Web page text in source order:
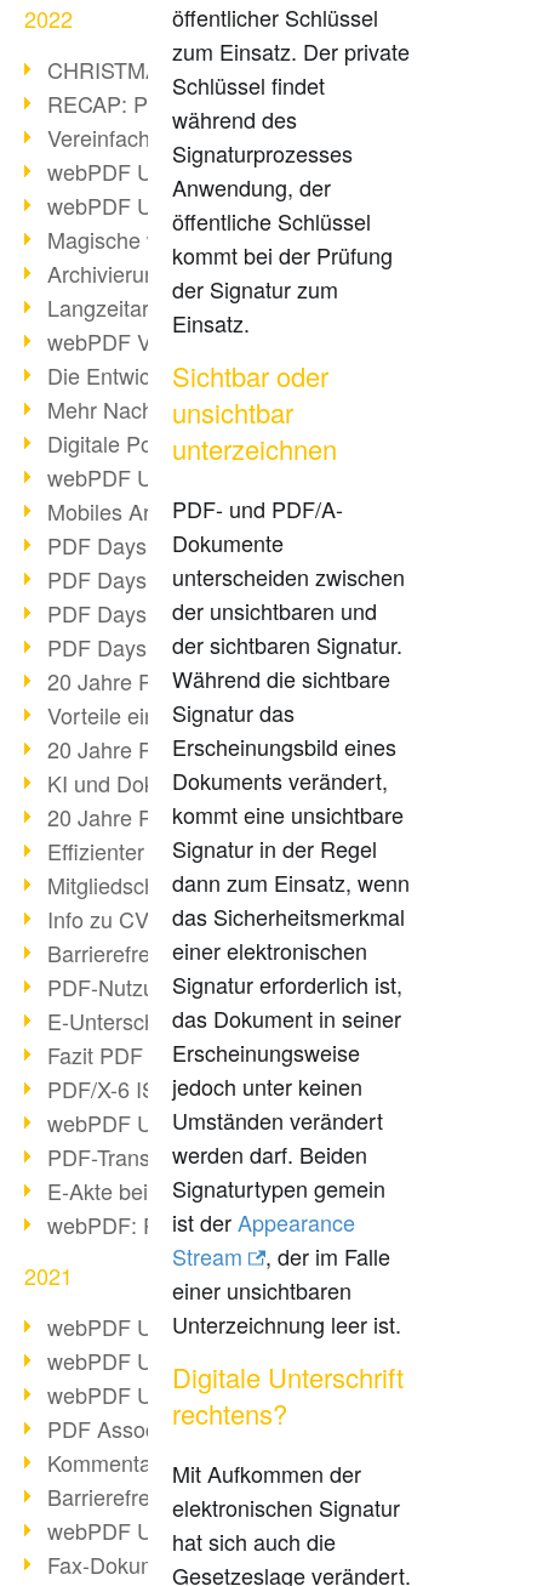
2022
CHRISTMAS 2022 loading
RECAP: PDF Days Europe 2022
Vereinfachung Personalprozesse
webPDF Update 8.0.0.2727
webPDF Update 9.0.0.2732
Magische webPDF Version 9
Archivierung: Aufbewahrungsfristen
Langzeitarchivierung mit PDF/A
webPDF Video - Behind the Scenes
Die Entwicklung von PDF/X
Mehr Nachhaltigkeit durch PDF
Digitale Post als PDF/A
webPDF Update 8.0.0.2531
Mobiles Arbeiten mit PDF
PDF Days 2022 Themenblock 3
PDF Days 2022 Themenblock 2
PDF Days 2022 Themenblock 1
PDF Days Europe 2022
20 Jahre PDF/X (Teil 3)
Vorteile einer PDF-Businesslösung
20 Jahre PDF/X (Teil 2)
KI und Dokumenten-Management
20 Jahre PDF/X (Teil 1)
Effizienter Dokumenten Workflow
Mitgliedschaft PDF Association
Info zu CVE-2022-22965
Barrierefreiheit mehr als Inklusion
PDF-Nutzung durch Pandemie
E-Unterschriften für Verwaltung
Fazit PDF Days 2021
PDF/X-6 ISO-Norm
webPDF Update 8.0.0.2393
PDF-Transparenz beim PDF-Format
E-Akte bei Behörden
webPDF: PDF-Anhänge verwalten
2021
webPDF Update 8.0.0.2376
webPDF Update 8.0.0.2374
webPDF Update 8.0.0.2372
PDF Association 2021 Entwicklungen
Kommentare im PDF einfügen
Barrierefreie PDF-Dokumente (3/3)
webPDF Update 8.0.0.2338
Fax-Dokumente in Workflow
öffentlicher Schlüssel
zum Einsatz. Der private
Schlüssel findet
während des
Signaturprozesses
Anwendung, der
öffentliche Schlüssel
kommt bei der Prüfung
der Signatur zum
Einsatz.
Sichtbar oder
unsichtbar
unterzeichnen
PDF- und PDF/A-
Dokumente
unterscheiden zwischen
der unsichtbaren und
der sichtbaren Signatur.
Während die sichtbare
Signatur das
Erscheinungsbild eines
Dokuments verändert,
kommt eine unsichtbare
Signatur in der Regel
dann zum Einsatz, wenn
das Sicherheitsmerkmal
einer elektronischen
Signatur erforderlich ist,
das Dokument in seiner
Erscheinungsweise
jedoch unter keinen
Umständen verändert
werden darf. Beiden
Signaturtypen gemein
ist derAppearance
Stream
, der im Falle
einer unsichtbaren
Unterzeichnung leer ist.
Digitale Unterschrift
rechtens?
Mit Aufkommen der
elektronischen Signatur
hat sich auch die
Gesetzeslage verändert.